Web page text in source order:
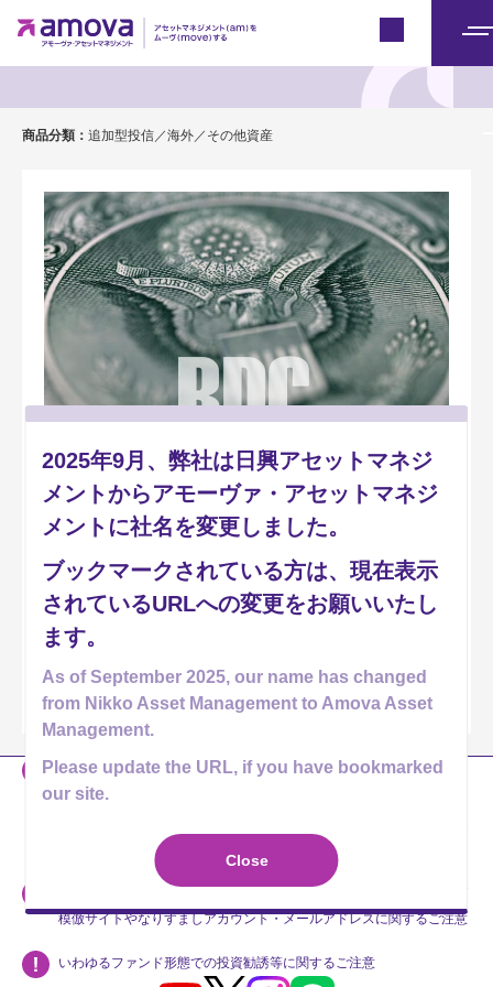
ュ
ミューズニッチ米国ＢＤＣファンド
商品分類： 追加型投信／海外／その他資産
ミューズニッチ米国ＢＤＣファンド（毎月分配型）
ミューズニッチ米国ＢＤＣファンド（為替ヘッジあり・毎月分配
型）
算型）
当社のホームページには、投資者の皆様への情報提供などを目的とし
て、「2025年9月1日付で新社名へ変更予定である」旨の記載がない
投資信託の勧誘を行なわないようお願い申し上げます。
模倣サイトやなりすましアカウント・メールアドレスに関するご注意
いわゆるファンド形態での投資勧誘等に関するご注意
2025年9月、弊社は日興アセットマネジ
メントからアモーヴァ・アセットマネジ
メントに社名を変更しました。
ブックマークされている方は、現在表示
されているURLへの変更をお願いいたし
ます。
As of September 2025, our name has changed
from Nikko Asset Management to Amova Asset
Management.
Please update the URL, if you have bookmarked
our site.
Close